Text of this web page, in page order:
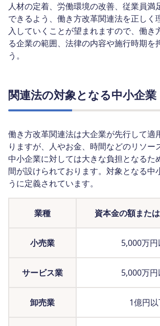
人材の定着、労働環境の改善、従業員満
できるよう、働き方改革関連法を正しく
入していくことが望まれますので、働き
る企業の範囲、法律の内容や施行時期を
う。
関連法の対象となる中小企業
働き方改革関連法は大企業が先行して適
りますが、人やお金、時間などのリソー
中小企業に対しては大きな負担となるた
間が設けられております。対象となる中
うに定義されています。
業種 資本金の額また
小売業 5,000万
サービス業 5,000万
卸売業 1億円